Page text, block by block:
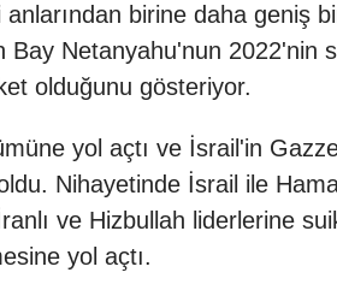
birine daha geniş
Bay Netanyahu'nun
olduğunu gösteriyor.
yol açtı ve İsrail'in
Nihayetinde İsrail ile
ve Hizbullah liderlerine
yol açtı.